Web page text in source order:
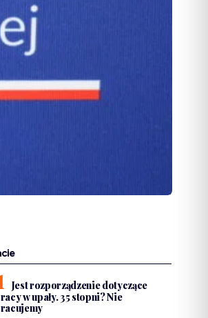
Jest rozporządzenie dotyczące
w upały. 35 stopni? Nie